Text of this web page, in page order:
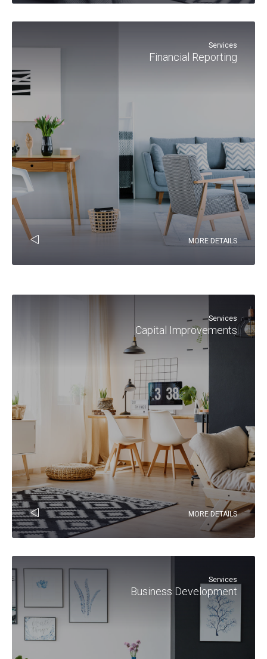
Services
Financial Reporting
MORE DETAILS
Services
Capital Improvements
MORE DETAILS
Services
Business Development